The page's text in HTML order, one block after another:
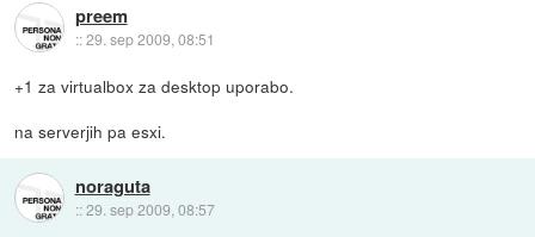
preem
::29. sep 2009, 08:51
+1 za virtualbox za desktop uporabo.
na serverjih pa esxi.
noraguta
::29. sep 2009, 08:57